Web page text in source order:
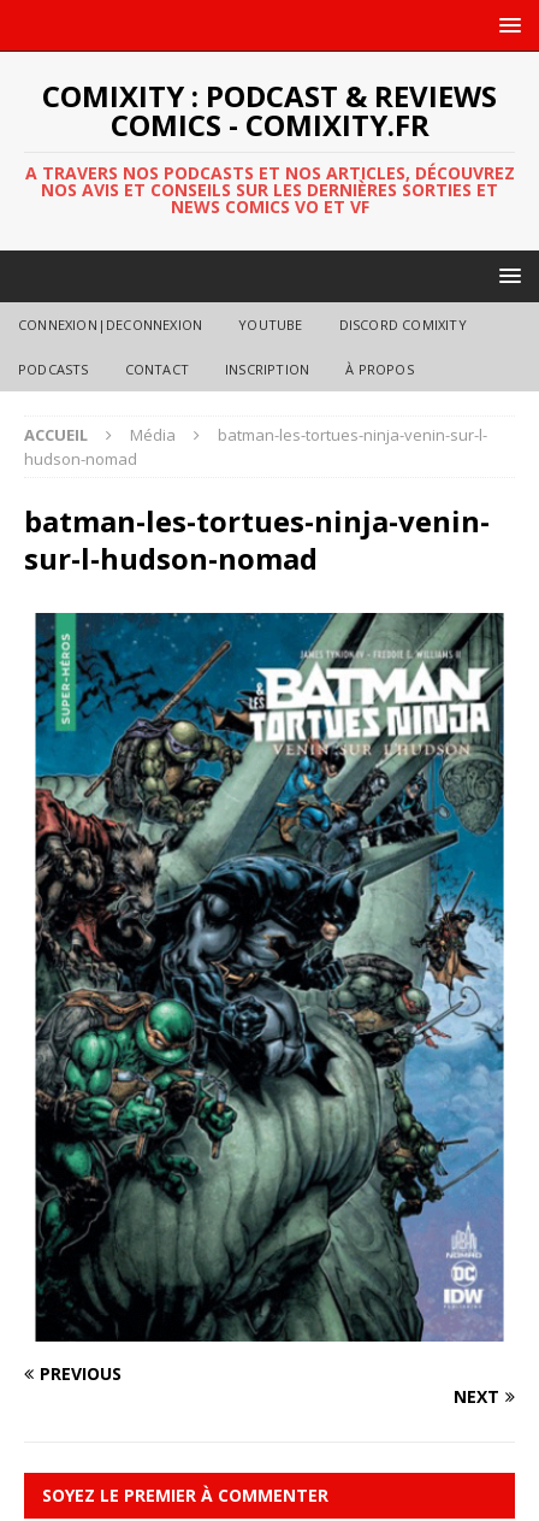
COMIXITY : PODCAST & REVIEWS
COMICS - COMIXITY.FR
A TRAVERS NOS PODCASTS ET NOS ARTICLES, DÉCOUVREZ
NOS AVIS ET CONSEILS SUR LES DERNIÈRES SORTIES ET
NEWS COMICS VO ET VF
CONNEXION|DECONNEXION YOUTUBE DISCORD COMIXITY
PODCASTS CONTACT INSCRIPTION À PROPOS
ACCUEIL Média
batman-les-tortues-ninja-venin-sur-l-
hudson-nomad
batman-les-tortues-ninja-venin-
sur-l-hudson-nomad
PREVIOUS
NEXT
SOYEZ LE PREMIER À COMMENTER